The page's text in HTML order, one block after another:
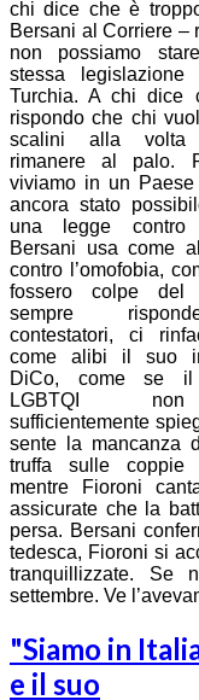
chi dice che è
Bersani al Corriere –
non possiamo
stessa
Turchia. A chi dice
rispondo che chi
scalini alla
rimanere al palo.
viviamo in un
ancora stato
una legge contro
Bersani usa come
contro l’omofobia,
fossero colpe del
sempre
contestatori, ci
come alibi il suo
DiCo, come se il
LGBTQI
sufficientemente
sente la mancanza
truffa sulle
mentre Fioroni
assicurate che la
persa. Bersani
tedesca, Fioroni si
tranquillizzate. Se
settembre. Ve
"Siamo in
e il suo